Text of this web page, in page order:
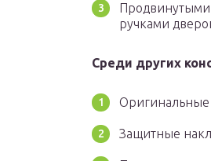
Продвинутыми
ручками
Среди других
Оригинальные
Защитные